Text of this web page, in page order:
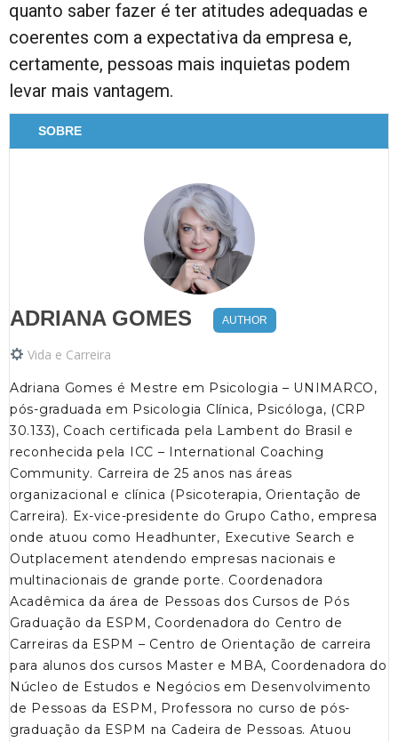
quanto saber fazer é ter atitudes adequadas e
coerentes com a expectativa da empresa e,
certamente, pessoas mais inquietas podem
levar mais vantagem.
SOBRE
ADRIANA GOMES AUTHOR
Vida e Carreira
Adriana Gomes é Mestre em Psicologia – UNIMARCO,
pós-graduada em Psicologia Clínica, Psicóloga, (CRP
30.133), Coach certificada pela Lambent do Brasil e
reconhecida pela ICC – International Coaching
Community. Carreira de 25 anos nas áreas
organizacional e clínica (Psicoterapia, Orientação de
Carreira). Ex-vice-presidente do Grupo Catho, empresa
onde atuou como Headhunter, Executive Search e
Outplacement atendendo empresas nacionais e
multinacionais de grande porte. Coordenadora
Acadêmica da área de Pessoas dos Cursos de Pós
Graduação da ESPM, Coordenadora do Centro de
Carreiras da ESPM – Centro de Orientação de carreira
para alunos dos cursos Master e MBA, Coordenadora do
Núcleo de Estudos e Negócios em Desenvolvimento
de Pessoas da ESPM, Professora no curso de pós-
graduação da ESPM na Cadeira de Pessoas. Atuou